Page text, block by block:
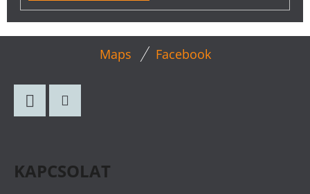
Maps Facebook
KAPCSOLAT